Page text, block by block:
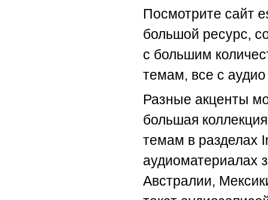
Посмотрите сайт
большой ресурс,
с большим
темам, все с
Разные акценты
большая
темам в разделах
аудиоматериалах
Австралии,